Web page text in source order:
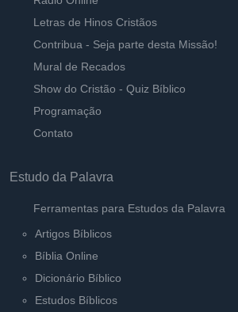
Letras de Hinos Cristãos
Contribua - Seja parte desta Missão!
Mural de Recados
Show do Cristão - Quiz Bíblico
Programação
Contato
Estudo da Palavra
Ferramentas para Estudos da Palavra
Artigos Bíblicos
Bíblia Online
Dicionário Bíblico
Estudos Bíblicos